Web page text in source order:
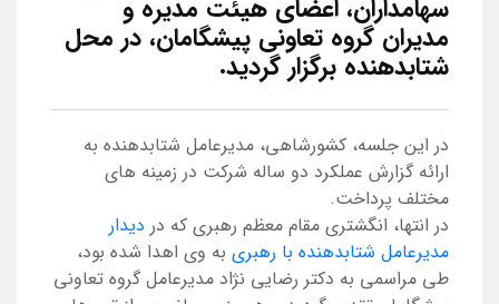
سهامداران، اعضای هیئت مدیره و
مدیران گروه تعاونی پیشگامان، در محل
شتابدهنده برگزار گردید.
در این جلسه، کشورشاهی، مدیرعامل شتابدهنده به
ارائه گزارش عملکرد دو ساله شرکت در زمینه های
مختلف پرداخت.
در انتها، انگشتری مقام معظم رهبری که در دیدار
مدیرعامل شتابدهنده با رهبری به وی اهدا شده بود،
طی مراسمی به دکتر رضایی نژاد مدیرعامل گروه تعاونی